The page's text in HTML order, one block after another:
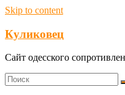
Skip to content
Куликовец
Сайт одесского